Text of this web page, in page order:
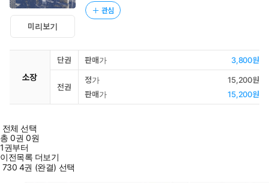
미리보기
관심
소장
단권 판매가 3,800원
전권
정가
15,200원
판매가
15,200원
전체 선택
총0권 0원
1권부터
이전목록 더보기
730 4권 (완결) 선택